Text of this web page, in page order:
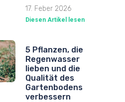
17. Feber 2026
Diesen Artikel lesen
5 Pflanzen, die
Regenwasser
lieben und die
Qualität des
Gartenbodens
verbessern